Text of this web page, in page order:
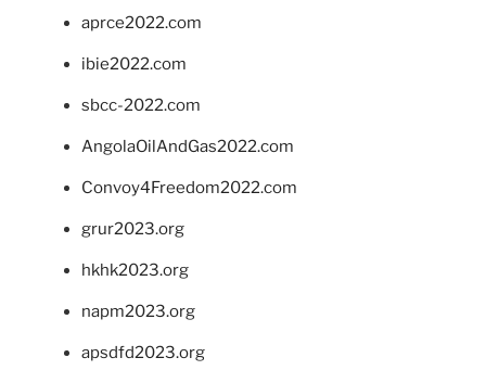
aprce2022.com
ibie2022.com
sbcc-2022.com
AngolaOilAndGas2022.com
Convoy4Freedom2022.com
grur2023.org
hkhk2023.org
napm2023.org
apsdfd2023.org